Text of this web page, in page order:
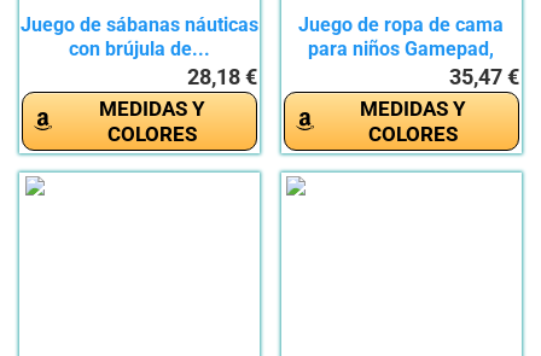
Juego de sábanas náuticas
con brújula de...
28,18 €
MEDIDAS Y
COLORES
Juego de ropa de cama
para niños Gamepad,
35,47 €
MEDIDAS Y
COLORES